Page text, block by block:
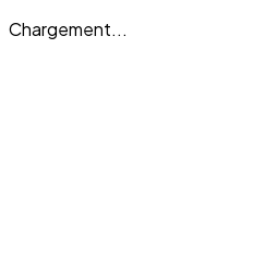
Chargement...